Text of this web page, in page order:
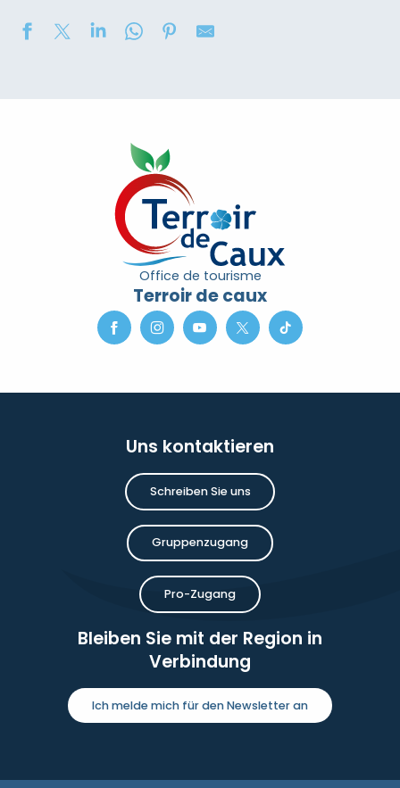
Soirée contée « Soir des Ombres » avec la
2eme nuit des étoiles
Exposition de peinture : Elisabeth Haloo Joye et
Exposition de peinture - Karine Duriez
Exposition : Bénédicte, Cédric & René Vardon
[Exposition] Peinture comme photo, photo comme
Stage de natation 2026
Exposition : au jardin potager
Marche douce et botanique
Concerts à l'Envers du Croco
Office de tourisme
Terroir de caux
Uns kontaktieren
Schreiben Sie uns
Gruppenzugang
Pro-Zugang
Bleiben Sie mit der Region in
Verbindung
Ich melde mich für den Newsletter an